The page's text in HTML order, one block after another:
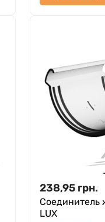
238,95 грн.
Соединитель
LUX